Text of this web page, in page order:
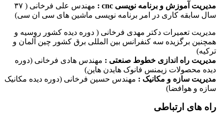
مدیریت آموزش و برنامه نویسی cnc :
مهندس علی فرخانی ( ۳۷
سال سابقه کاری در امر برنامه نویسی ماشین های سی ان سی)
مدیریت تعمیرات دکتر مهدی فرخانی ( دوره دیده کشور روسیه و
همچنین برگزیده سه کنفرانس بین المللی برق کشور چین آلمان و
ترکیه)
مدیریت راه اندازی خطوط صنعتی : مهندس هادی فرخانی (دوره
دیده محصولات زیمنس فانوک هایدن هاین)
مدیریت سازه و مکانیک : مهندس حسین فرخانی (دوره دیده مکانیک
سازه و هوافضا)
راه های ارتباطی